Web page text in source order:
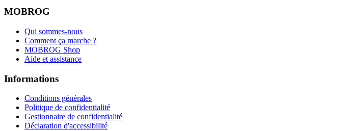
MOBROG
Qui sommes-nous
Comment ça marche ?
MOBROG Shop
Aide et assistance
Informations
Conditions générales
Politique de confidentialité
Gestionnaire de confidentialité
Déclaration d'accessibilité